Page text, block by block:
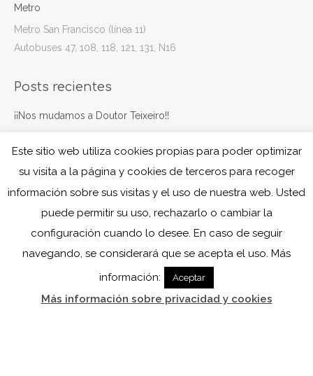
Metro
Metro San Francisco (línea 11)
Autobuses 47, 108, 118, 121, 131, N16
Posts recientes
¡¡Nos mudamos a Doutor Teixeiro!!
Navegando juntos
octubre 7, 2024
Este sitio web utiliza cookies propias para poder optimizar
su visita a la página y cookies de terceros para recoger
información sobre sus visitas y el uso de nuestra web. Usted
puede permitir su uso, rechazarlo o cambiar la
configuración cuando lo desee. En caso de seguir
navegando, se considerará que se acepta el uso. Más
información:
Aceptar
Más información sobre privacidad y cookies